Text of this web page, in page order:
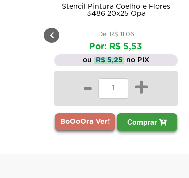
Stencil Pintura Coelho Balao 1900
15x20 Opa
De: R$ 6,62
Por: R$ 3,31
ou R$ 3,14 no PIX
-
BoOoOra Ver! Comprar